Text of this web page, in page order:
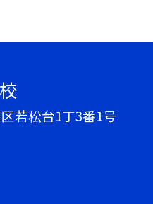
若松台1丁3番1号